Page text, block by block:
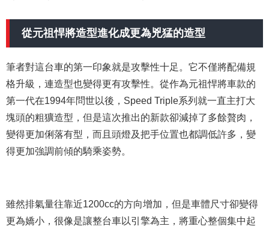
從元祖悍將造型進化成更為兇猛的造型
筆者對這台車的第一印象就是攻擊性十足。它不僅將配備規
格升級，連造型也變得更有攻擊性。從作為元祖悍將車款的
第一代在1994年問世以後，Speed Triple系列就一直主打大
塊頭的粗獷造型，但是這次推出的新款卻減掉了多餘贅肉，
變得更加俐落有型，而且頭燈及把手位置也都調低許多，變
得更加強調前傾的騎乘姿勢。
雖然排氣量往靠近1200cc的方向增加，但是車體尺寸卻變得
更為嬌小，很像是讓整台車以引擎為主，將重心整個集中起